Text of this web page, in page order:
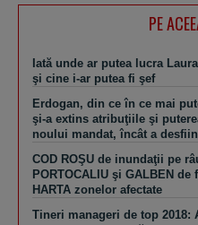
PE
Iată unde ar putea lucra
şi cine i-ar putea fi şef
Erdogan, din ce în ce mai
şi-a extins atribuţiile şi
noului mandat, încât a
COD ROŞU de inundaţii pe
PORTOCALIU şi GALBEN de
HARTA zonelor afectate
Tineri manageri de top